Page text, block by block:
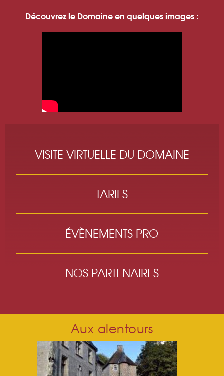
Découvrez le Domaine en quelques images :
VISITE VIRTUELLE DU DOMAINE
TARIFS
ÉVÈNEMENTS PRO
NOS PARTENAIRES
Aux alentours